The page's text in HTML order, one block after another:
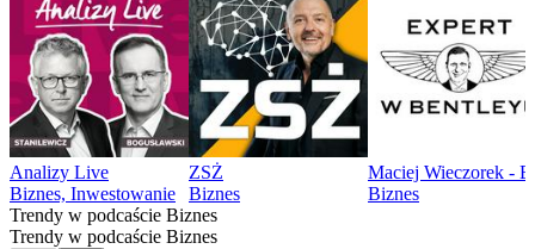
Analizy Live
Biznes, Inwestowanie
ZSŻ
Biznes
Maciej Wieczorek -
Biznes
Trendy w podcaście Biznes
Trendy w podcaście Biznes